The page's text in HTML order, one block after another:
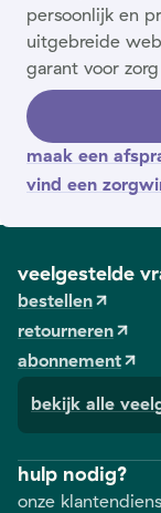
persoonlijk en
uitgebreide
garant voor
maak een
vind een
veelgestelde
bestellen
retourneren
abonnement
bekijk alle
hulp nodig?
onze